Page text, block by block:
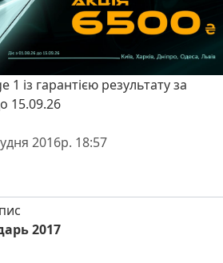
1 із гарантією результату за
15.09.26
2016р. 18:57
2017